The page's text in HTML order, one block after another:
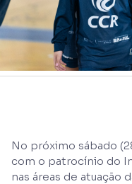
No próximo sábado
com o patrocínio do
nas áreas de atuação